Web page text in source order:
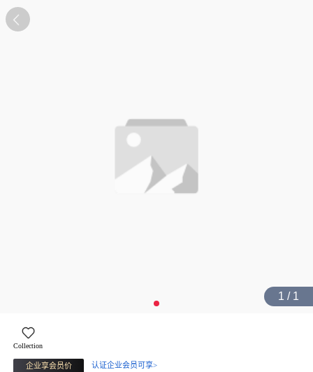
1 / 1
Collection
企业享会员价 认证企业会员可享>